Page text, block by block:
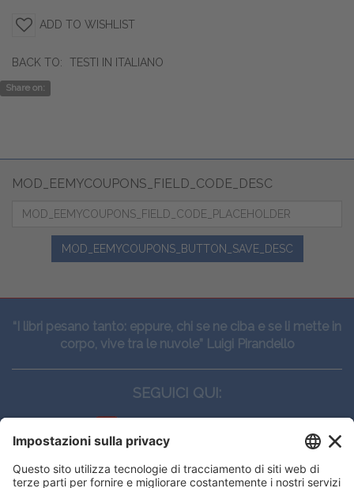
ADD TO WISHLIST
BACK TO: TESTI IN ITALIANO
Share on:
MOD_EEMYCOUPONS_FIELD_CODE_DESC
MOD_EEMYCOUPONS_BUTTON_SAVE_DESC
“I libri pesano tanto: eppure, chi se ne ciba e se li mette in
corpo, vive tra le nuvole” Luigi Pirandello
SEGUICI QUI: